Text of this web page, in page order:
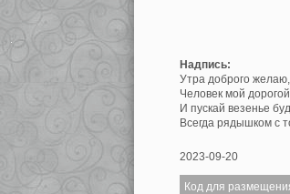
Надпись:
Утра доброго желаю,
Человек мой дорогой,
И пускай везенье
Всегда рядышком с
2023-09-20
Код для